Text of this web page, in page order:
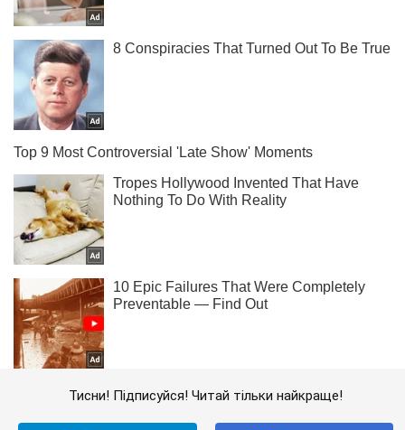
Тисни! Підписуйся! Читай тільки найкраще!